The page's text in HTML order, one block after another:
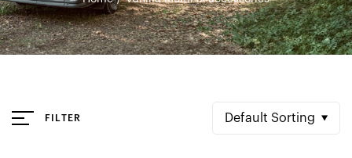
FILTER Default Sorting